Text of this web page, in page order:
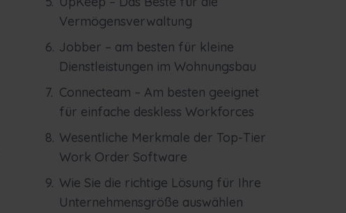
Vermögensverwaltung
Jobber – am besten für kleine
Dienstleistungen im Wohnungsbau
Connecteam – Am besten geeignet
für einfache deskless Workforces
Wesentliche Merkmale der Top-Tier
Work Order Software
Wie Sie die richtige Lösung für Ihre
Unternehmensgröße auswählen